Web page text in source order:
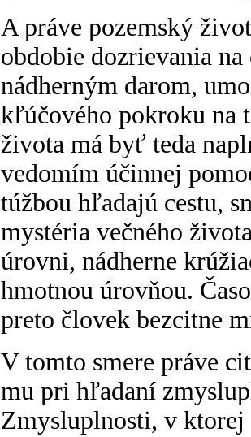
A práve pozemský
obdobie dozrievania
nádherným darom,
kľúčového pokroku na
života má byť teda
vedomím účinnej
túžbou hľadajú cestu,
mystéria večného
úrovni, nádherne
hmotnou úrovňou.
preto človek bezcitne
V tomto smere práve
mu pri hľadaní
Zmysluplnosti, v ktorej